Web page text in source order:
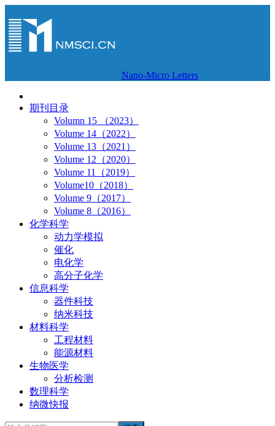
Nano-Micro Letters
期刊目录
Volumn 15 （2023）
Volume 14（2022）
Volume 13（2021）
Volume 12（2020）
Volume 11（2019）
Volume10（2018）
Volume 9（2017）
Volume 8（2016）
化学科学
动力学模拟
催化
电化学
高分子化学
信息科学
器件科技
纳米科技
材料科学
工程材料
能源材料
生物医学
分析检测
数理科学
纳微快报